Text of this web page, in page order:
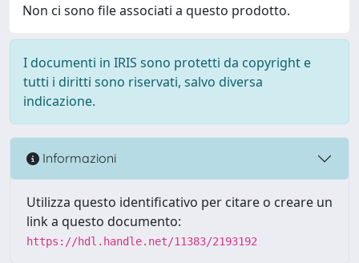
Non ci sono file associati a questo prodotto.
I documenti in IRIS sono protetti da copyright e
tutti i diritti sono riservati, salvo diversa
indicazione.
Informazioni
Utilizza questo identificativo per citare o creare un
link a questo documento:
https://hdl.handle.net/11383/2193192